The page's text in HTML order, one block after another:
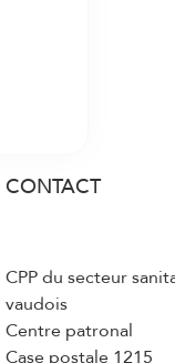
CONTACT
CPP du secteur
vaudois
Centre patronal
Case postale 1215